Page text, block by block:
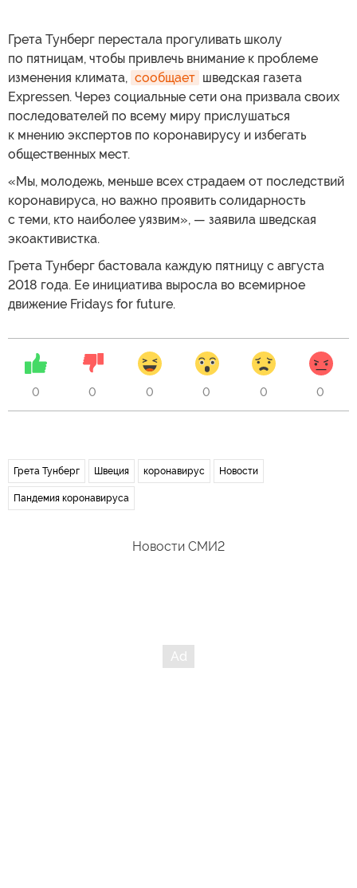
Грета Тунберг перестала прогуливать школу
по пятницам, чтобы привлечь внимание к проблеме
изменения климата, сообщает шведская газета
Expressen. Через социальные сети она призвала своих
последователей по всему миру прислушаться
к мнению экспертов по коронавирусу и избегать
общественных мест.
«Мы, молодежь, меньше всех страдаем от последствий
коронавируса, но важно проявить солидарность
с теми, кто наиболее уязвим», — заявила шведская
экоактивистка.
Грета Тунберг бастовала каждую пятницу с августа
2018 года. Ее инициатива выросла во всемирное
движение Fridays for future.
0 0 0 0 0 0
Грета Тунберг Швеция коронавирус Новости
Пандемия коронавируса
Новости СМИ2